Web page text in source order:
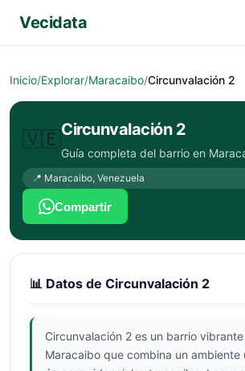
Vecidata
Inicio/Explorar/Maracaibo/Circunvalación 2
🇻🇪Circunvalación 2
Guía completa del barrio en
📍 Maracaibo, Venezuela
Compartir
📊 Datos de Circunvalación 2
Circunvalación 2 es un barrio vibrante
Maracaibo que combina un ambiente